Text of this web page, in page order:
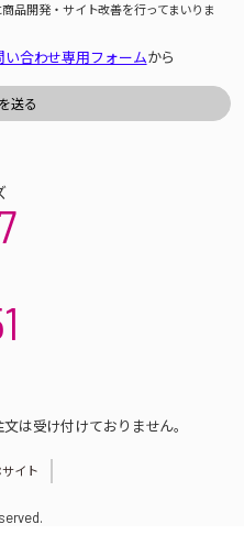
品開発・サイト改善を行ってまいりま
い合わせ専用フォームから
は受け付けておりません。
サイト